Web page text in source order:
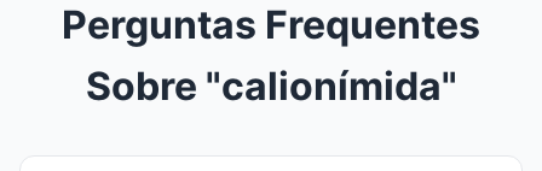
Perguntas Frequentes
Sobre "calionímida"